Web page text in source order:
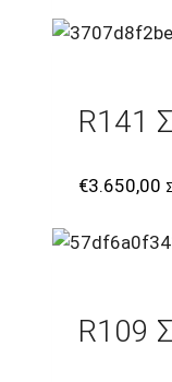
R141
€3.650,00
R109